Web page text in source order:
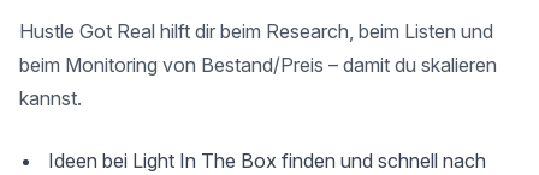
Hustle Got Real hilft dir beim Research, beim Listen und
beim Monitoring von Bestand/Preis – damit du skalieren
kannst.
Ideen bei Light In The Box finden und schnell nach